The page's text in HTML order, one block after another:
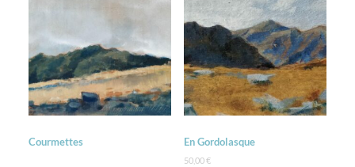
Courmettes En Gordolasque
50,00€